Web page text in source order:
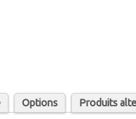
Options Produits